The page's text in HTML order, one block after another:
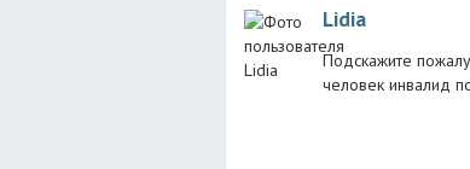
Lidia
Подскажите
человек инвалид